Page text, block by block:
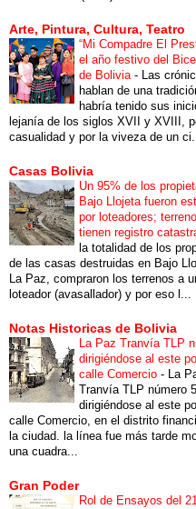
Arte, Pintura, Cultura, Teatro
“Mi Compadre El
el año festivo del
de Bolivia - Las
hablan de una
habría tenido sus
lejanía de los siglos XVII y XVIII,
casualidad y por la viveza de un
Casas Bolivia
Un 95% de los
Bajo Llojeta fueron
por loteadores;
tienen registro
la totalidad de los
de las casas destruidas en Bajo
La Paz, compraron los terrenos a
loteador (avasallador) y por eso l...
Notas Historicas de Bolivia
La Paz Tranvía TLP
dirigiéndose al este
calle Comercio - La
Tranvía TLP número 5
dirigiéndose al este
calle Comercio, en el distrito
la ciudad. la línea fue más tarde
una cuadra...
Gran Poder
Rol de Ensayos del